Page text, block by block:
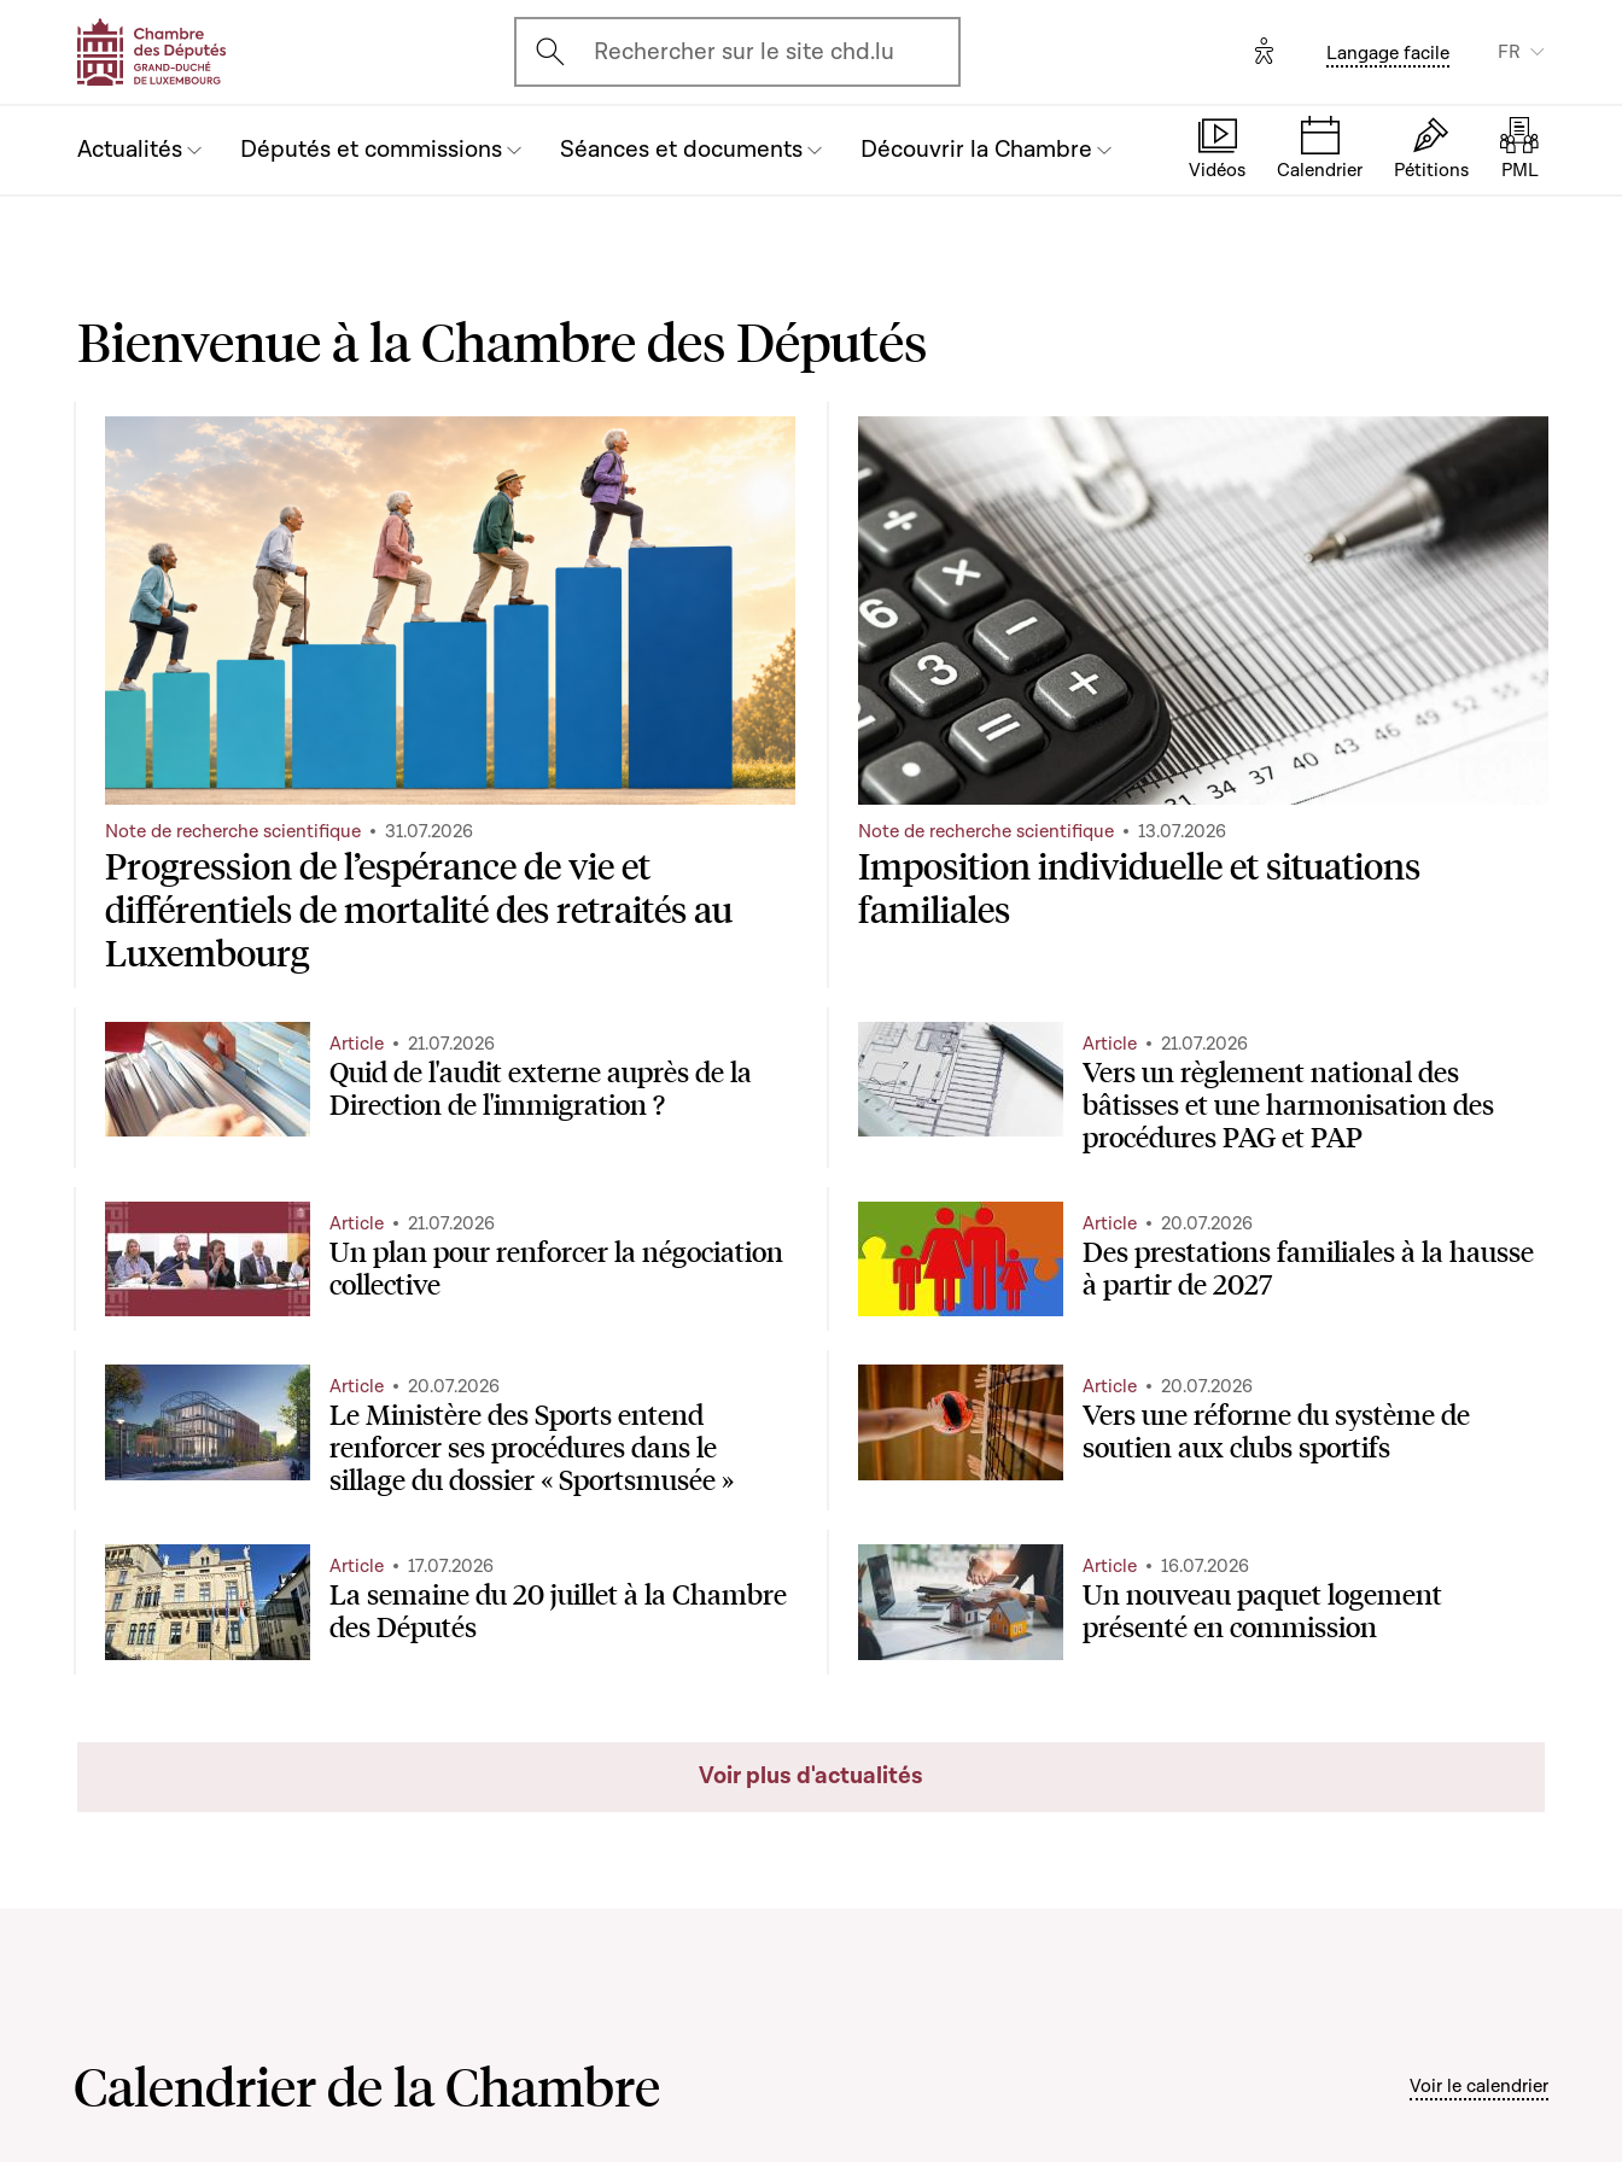
Ouvrir l'écran de recherche
Rechercher sur le site chd.lu Options d'accessibilité
Langage facile FR
Actualités Députés et commissions Séances et documents Découvrir la Chambre
Vidéos Calendrier Pétitions PML
Bienvenue à la Chambre des Députés
Progression de l’espérance de vie et
différentiels de mortalité des retraités au
Luxembourg
Note de recherche scientifique 31.07.2026
Imposition individuelle et situations
familiales
Note de recherche scientifique 13.07.2026
Quid de l'audit externe auprès de la
Direction de l'immigration ?
Article 21.07.2026
Vers un règlement national des
bâtisses et une harmonisation des
procédures PAG et PAP
Article 21.07.2026
Un plan pour renforcer la négociation
collective
Article 21.07.2026
Des prestations familiales à la hausse
à partir de 2027
Article 20.07.2026
Le Ministère des Sports entend
renforcer ses procédures dans le
sillage du dossier « Sportsmusée »
Article 20.07.2026
Vers une réforme du système de
soutien aux clubs sportifs
Article 20.07.2026
La semaine du 20 juillet à la Chambre
des Députés
Article 17.07.2026
Un nouveau paquet logement
présenté en commission
Article 16.07.2026
Voir plus d'actualités
Calendrier de la Chambre Voir le calendrier